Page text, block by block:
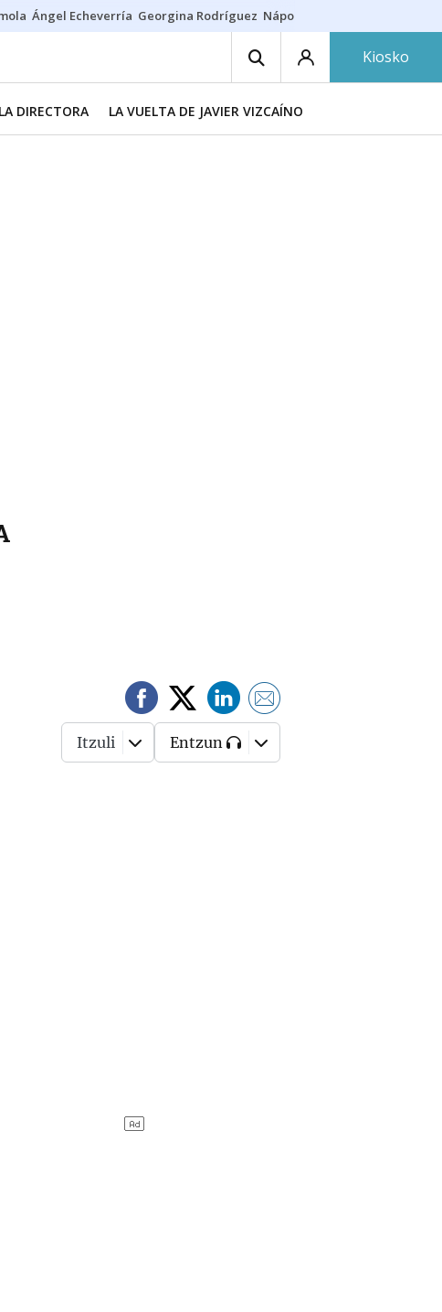
Ángel Echeverría Georgina Rodríguez Nápoles - Osasuna
Kiosko
DIRECTORA LA VUELTA DE JAVIER VIZCAÍNO
Itzuli Entzun